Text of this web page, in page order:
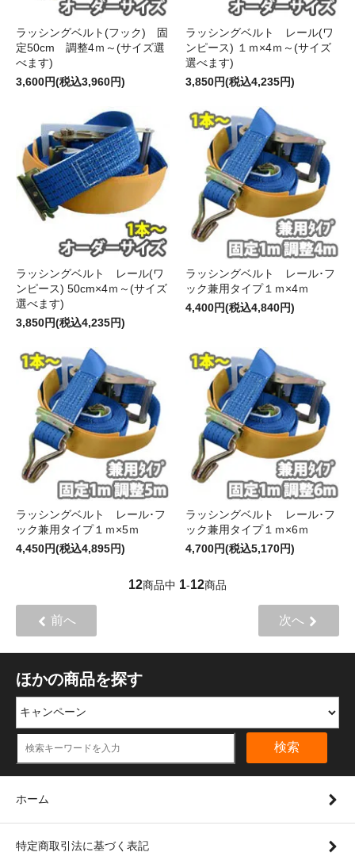
ラッシングベルト(フック) 固
定50cm 調整4ｍ～(サイズ選
べます)
3,600円(税込3,960円)
ラッシングベルト レール(ワ
ンピース) １ｍ×4ｍ～(サイズ
選べます)
3,850円(税込4,235円)
ラッシングベルト レール(ワ
ンピース) 50cm×4ｍ～(サイズ
選べます)
3,850円(税込4,235円)
ラッシングベルト レール･フ
ック兼用タイプ１ｍ×4ｍ
4,400円(税込4,840円)
ラッシングベルト レール･フ
ック兼用タイプ１ｍ×5ｍ
4,450円(税込4,895円)
ラッシングベルト レール･フ
ック兼用タイプ１ｍ×6ｍ
4,700円(税込5,170円)
12商品中 1-12商品
前へ 次へ
ほかの商品を探す
検索
ホーム
特定商取引法に基づく表記